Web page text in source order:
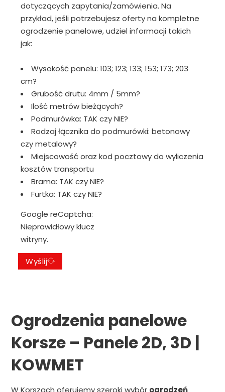
dotyczących zapytania/zamówienia. Na
przykład, jeśli potrzebujesz oferty na kompletne
ogrodzenie panelowe, udziel informacji takich
jak:
Wysokość panelu: 103; 123; 133; 153; 173; 203
cm?
Grubość drutu: 4mm / 5mm?
Ilość metrów bieżących?
Podmurówka: TAK czy NIE?
Rodzaj łącznika do podmurówki: betonowy
czy metalowy?
Miejscowość oraz kod pocztowy do wyliczenia
kosztów transportu
Brama: TAK czy NIE?
Furtka: TAK czy NIE?
Google reCaptcha:
Nieprawidłowy klucz
witryny.
Wyślij
Ogrodzenia panelowe
Korsze – Panele 2D, 3D |
KOWMET
W Korszach oferujemy szeroki wybór ogrodzeń